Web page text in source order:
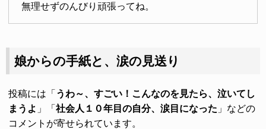
無理せずのんびり頑張ってね。
娘からの手紙と、涙の見送り
投稿には「 うわ～、すごい！こんなのを見たら、泣いてし
まうよ 」「 社会人１０年目の自分、涙目になった 」などの
コメントが寄せられています。